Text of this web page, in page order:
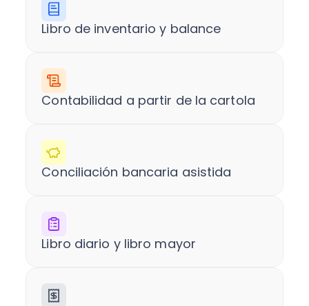
Libro de inventario y balance
Contabilidad a partir de la cartola
Conciliación bancaria asistida
Libro diario y libro mayor